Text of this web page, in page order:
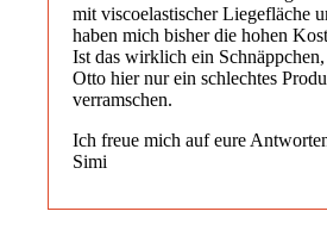
mit viscoelastischer Liegefläche
haben mich bisher die hohen
Ist das wirklich ein
Otto hier nur ein schlechtes
verramschen.
Ich freue mich auf eure
Simi